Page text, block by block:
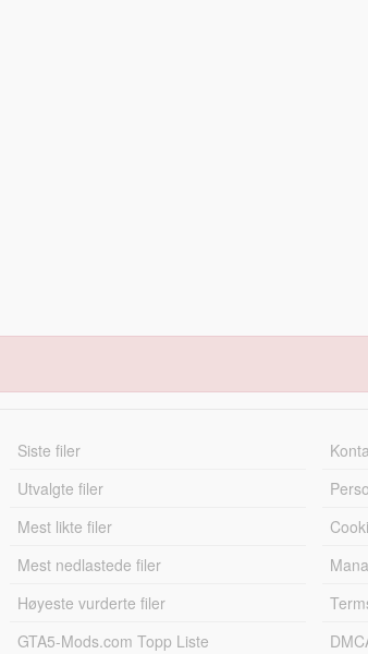
Siste filer
Utvalgte filer
Mest likte filer
Mest nedlastede filer
Høyeste vurderte filer
GTA5-Mods.com Topp Liste